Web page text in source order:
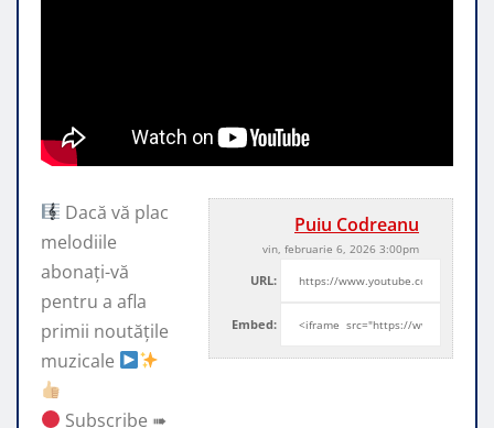
Puiu Codreanu
vin, februarie 6, 2026 3:00pm
URL:
Embed:
Dacă vă plac
melodiile
abonați-vă
pentru a afla
primii noutățile
muzicale
Subscribe ➠